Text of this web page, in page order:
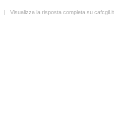
| Visualizza la risposta completa su cafcgil.it